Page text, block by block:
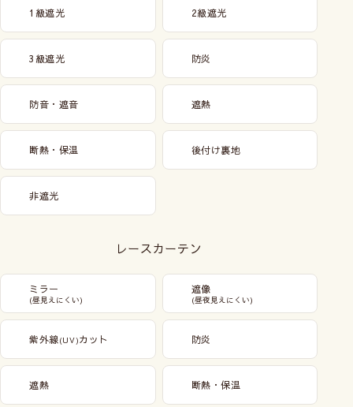
1級遮光 2級遮光
3級遮光 防炎
防音・遮音 遮熱
断熱・保温 後付け裏地
非遮光
レースカーテン
ミラー
(昼見えにくい)
遮像
(昼夜見えにくい)
紫外線(UV)カット 防炎
遮熱 断熱・保温